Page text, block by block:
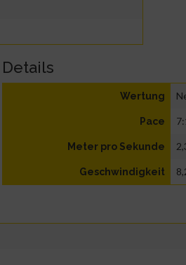
Details
Wertung
Pace
Meter pro Sekunde
Geschwindigkeit